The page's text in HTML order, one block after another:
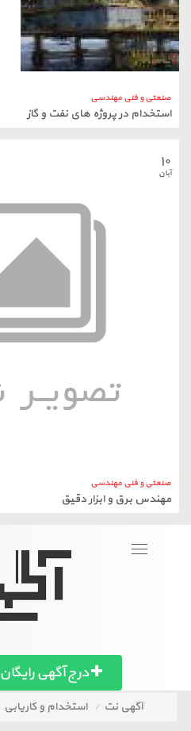
صنعتی و فنی مهندسی
استخدام در پروژه های نفت و گاز
۱۰
آبان
صنعتی و فنی مهندسی
مهندس برق و ابزار دقیق
Toggle
درج آگهی رایگان
آگهی نت
استخدام و کاریابی